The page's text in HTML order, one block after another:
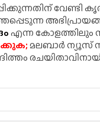
വേണ്ടി
എന്ന കോളത്തിലും
മലബാർ ന്യൂസ്